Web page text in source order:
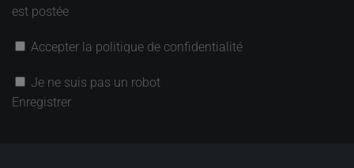
est postée
Accepter la politique de confidentialité
Je ne suis pas un robot
Enregistrer